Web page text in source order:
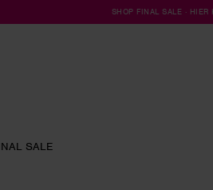
SHOP FINAL SALE · HIER
SALE